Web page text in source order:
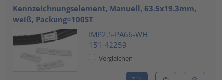
Kennzeichnungselement, Manuell, 63.5x19.3mm,
weiß, Packung=100ST
IMP2.5-PA66-WH
151-42259
Vergleichen